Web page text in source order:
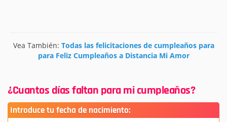
Vea También: Todas las felicitaciones de cumpleaños para
para Feliz Cumpleaños a Distancia Mi Amor
¿Cuantos días faltan para mi cumpleaños?
Introduce tu fecha de nacimiento: